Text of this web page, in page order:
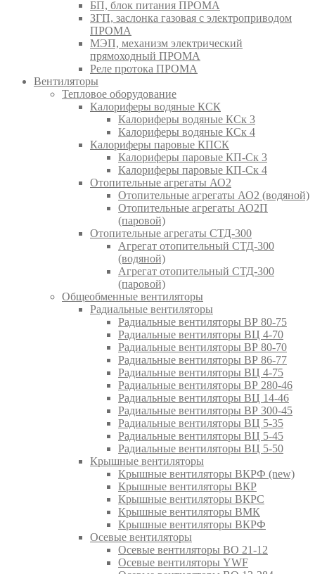
БП, блок питания ПРОМА
ЗГП, заслонка газовая с электроприводом
ПРОМА
МЭП, механизм электрический
прямоходный ПРОМА
Реле протока ПРОМА
Вентиляторы
Тепловое оборудование
Калориферы водяные КСК
Калориферы водяные КСк 3
Калориферы водяные КСк 4
Калориферы паровые КПСК
Калориферы паровые КП-Ск 3
Калориферы паровые КП-Ск 4
Отопительные агрегаты АО2
Отопительные агрегаты АО2 (водяной)
Отопительные агрегаты АО2П
(паровой)
Отопительные агрегаты СТД-300
Агрегат отопительный СТД-300
(водяной)
Агрегат отопительный СТД-300
(паровой)
Общеобменные вентиляторы
Радиальные вентиляторы
Радиальные вентиляторы ВР 80-75
Радиальные вентиляторы ВЦ 4-70
Радиальные вентиляторы ВР 80-70
Радиальные вентиляторы ВР 86-77
Радиальные вентиляторы ВЦ 4-75
Радиальные вентиляторы ВР 280-46
Радиальные вентиляторы ВЦ 14-46
Радиальные вентиляторы ВР 300-45
Радиальные вентиляторы ВЦ 5-35
Радиальные вентиляторы ВЦ 5-45
Радиальные вентиляторы ВЦ 5-50
Крышные вентиляторы
Крышные вентиляторы ВКРФ (new)
Крышные вентиляторы ВКР
Крышные вентиляторы ВКРС
Крышные вентиляторы ВМК
Крышные вентиляторы ВКРФ
Осевые вентиляторы
Осевые вентиляторы ВО 21-12
Осевые вентиляторы YWF